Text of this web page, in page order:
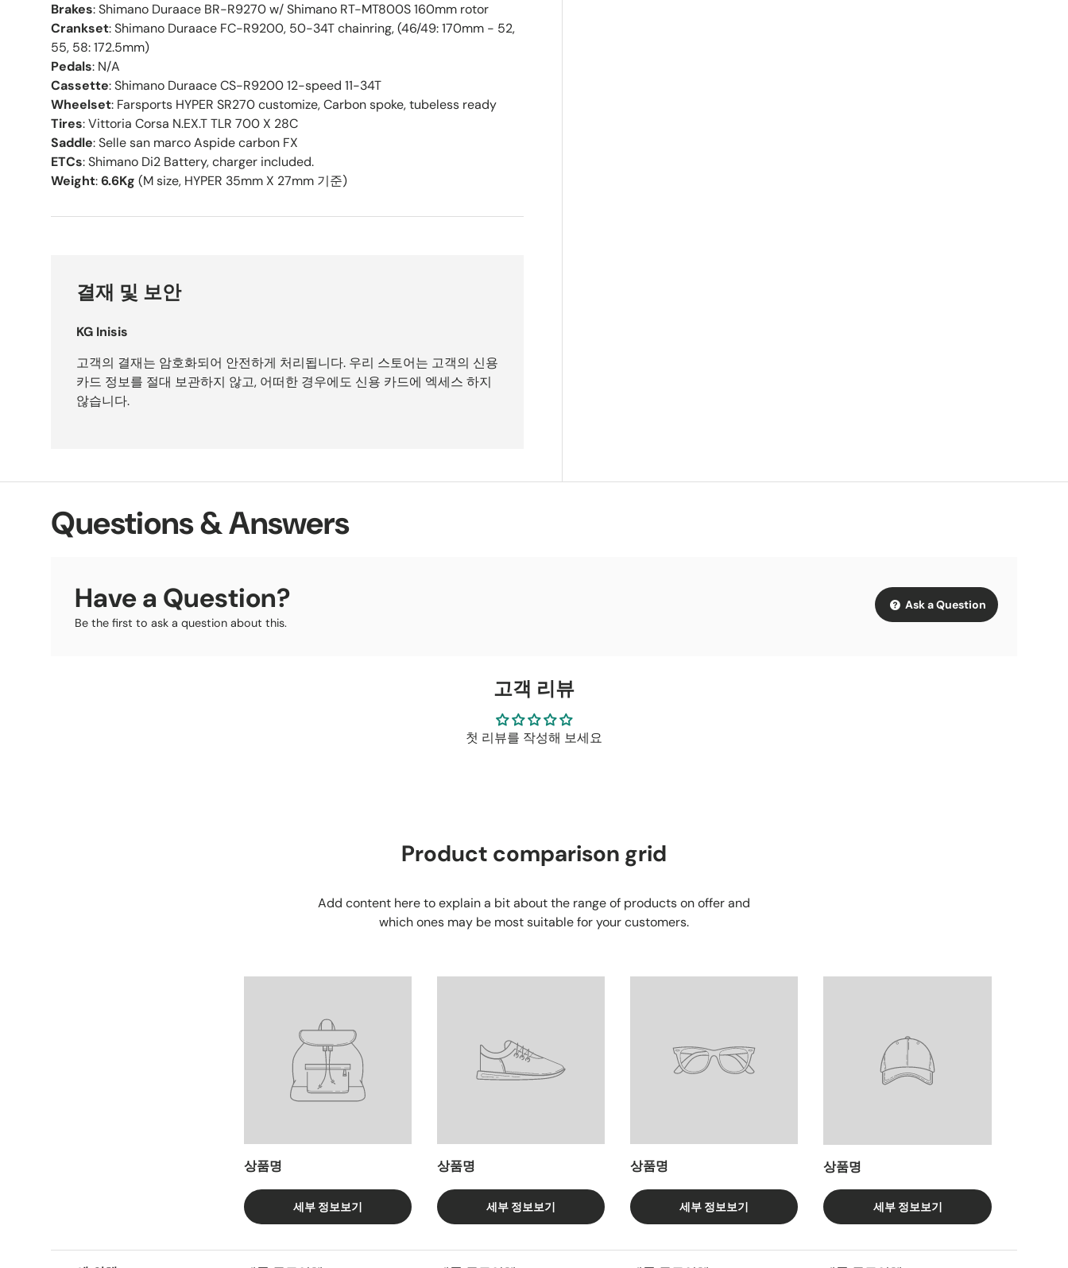
Brakes:Shimano Duraace BR-R9270w/ Shimano RT-MT800S 160mm rotor
Crankset:Shimano Duraace FC-R9200, 50-34T chainring, (46/49:170mm - 52,
55, 58: 172.5mm)
Pedals: N/A
Cassette:Shimano Duraace CS-R920012-speed 11-34T
Wheelset: Farsports HYPER SR270 customize, Carbon spoke,tubeless ready
Tires:Vittoria Corsa N.EX.T TLR 700 X 28C
Saddle:Selle san marco Aspide carbon FX
ETCs:Shimano Di2 Battery, charger included.
Weight:6.6Kg (M size, HYPER 35mm X 27mm 기준)
결재 및 보안
KG Inisis
고객의 결재는 암호화되어 안전하게 처리됩니다. 우리 스토어는 고객의 신용
카드 정보를 절대 보관하지 않고, 어떠한 경우에도 신용 카드에 엑세스 하지
않습니다.
Questions & Answers
Have a Question?
Be the first to ask a question about this.
Ask a Question
고객 리뷰
첫 리뷰를 작성해 보세요
Product comparison grid
Add content here to explain a bit about the range of products on offer and
which ones may be most suitable for your customers.
상품명
세부 정보보기
상품명
세부 정보보기
상품명
세부 정보보기
상품명
세부 정보보기